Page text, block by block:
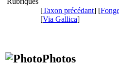
[Taxon précédant] [
[Via Gallica]
Photos